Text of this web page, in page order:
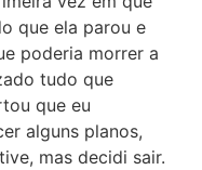
que ela parou e
poderia morrer a
tudo que
que eu
alguns planos,
mas decidi sair.